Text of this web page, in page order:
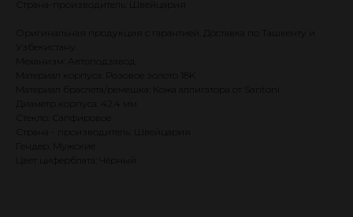
Оригинальная продукция с гарантией. Доставка по Ташкенту и
Узбекистану.
Материал корпуса: Розовое золото 18K
Материал браслета/ремешка: Кожа аллигатора от Santoni
Диаметр корпуса: 42.4 мм
Стекло: Сапфировое
Гендер: Мужские
Цвет циферблата: Чёрный